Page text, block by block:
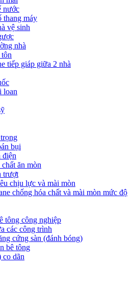
nước
thang máy
vệ sinh
nhà
tiếp giáp giữa 2 nhà
loan
bụi
điện
ăn mòn
trượt
chịu lực và mài mòn
chống hóa chất và mài mòn mức độ
tông công nghiệp
các công trình
cứng sàn (đánh bóng)
bê tông
co dãn